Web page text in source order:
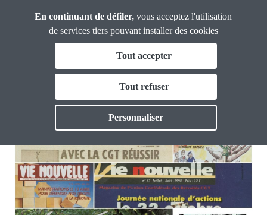
Union
Retraité·es
Toggle
Vie Nouvelle
Thématiques
Connaissez-vous Vie nouvelle ?
En continuant de défiler, vous acceptez l'utilisation
de services tiers pouvant installer des cookies
Tout accepter
Tout refuser
Personnaliser